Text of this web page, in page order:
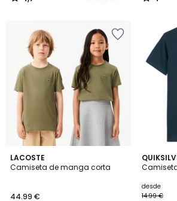
/
/
LACOSTE
Camiseta de manga corta
44.99 €
5
/
desde
14.99 €
4
/
3
Colores